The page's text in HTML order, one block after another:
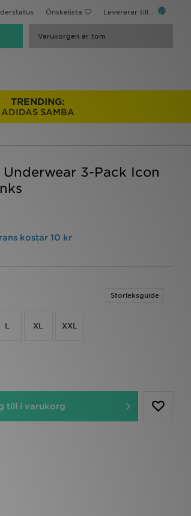
Önskelista Levererar till...
Varukorgen är tom
TRENDING:
ADIDAS SAMBA
3-Pack Icon
kostar 10 kr
Storleksguide
L XL XXL
till i varukorg